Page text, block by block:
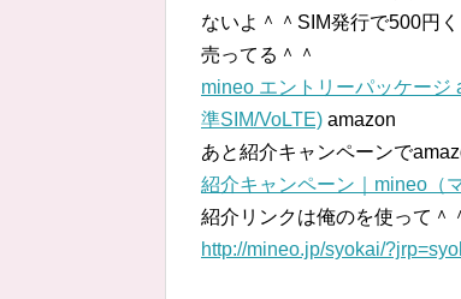
ないよ＾＾SIM発行で500円
売ってる＾＾
mineo エントリーパッケージ
準SIM/VoLTE) amazon
あと紹介キャンペーンで
紹介キャンペーン｜mineo（
紹介リンクは俺のを使って＾
http://mineo.jp/syokai/